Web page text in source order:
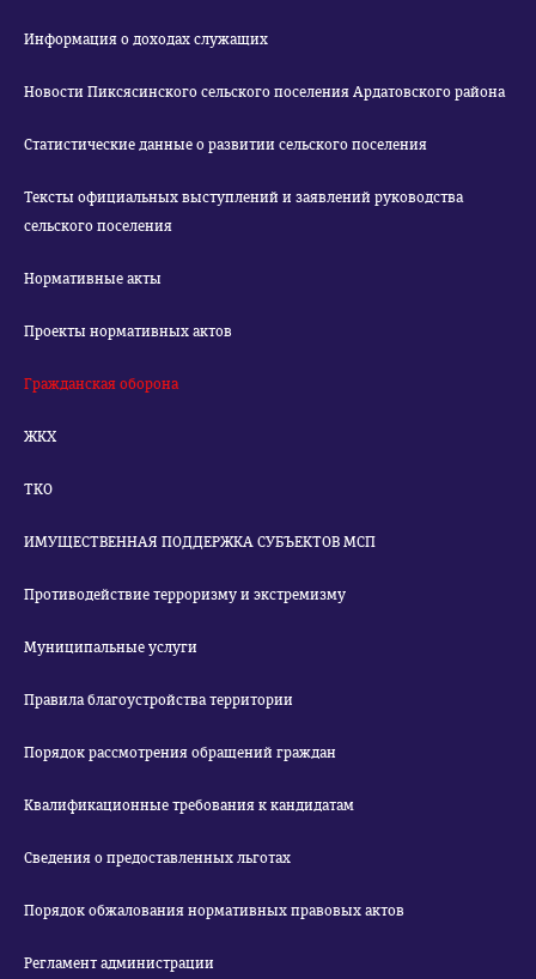
Информация о доходах служащих
Новости Пиксясинского сельского поселения Ардатовского района
Статистические данные о развитии сельского поселения
Тексты официальных выступлений и заявлений руководства
сельского поселения
Нормативные акты
Проекты нормативных актов
Гражданская оборона
ЖКХ
ТКО
ИМУЩЕСТВЕННАЯ ПОДДЕРЖКА СУБЪЕКТОВ МСП
Противодействие терроризму и экстремизму
Муниципальные услуги
Правила благоустройства территории
Порядок рассмотрения обращений граждан
Квалификационные требования к кандидатам
Сведения о предоставленных льготах
Порядок обжалования нормативных правовых актов
Регламент администрации